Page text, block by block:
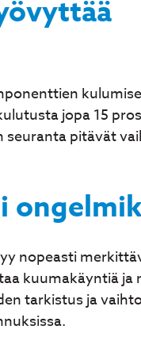
jopa 15
seuranta pitävät
nopeasti
kuumakäyntiä ja
tarkistus ja